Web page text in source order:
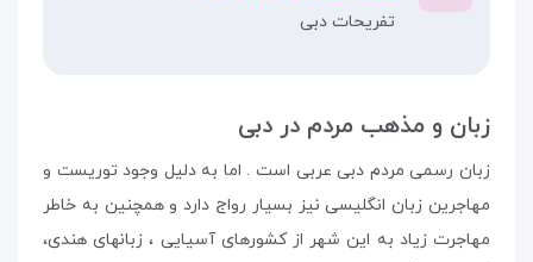
تفریحات دبی
زبان و مذهب مردم در دبی
زبان رسمی مردم دبی عربی است . اما به دلیل وجود توریست و
مهاجرین زبان انگلیسی نیز بسیار رواج دارد و همچنین به خاطر
مهاجرت زیاد به این شهر از کشورهای آسیایی ، زبانهای هندی،